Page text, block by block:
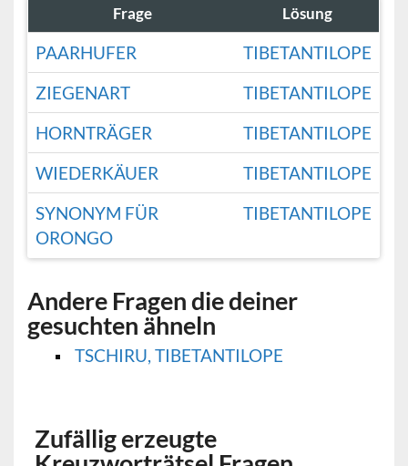
Frage Lösung
PAARHUFER
TIBETANTILOPE
ZIEGENART
TIBETANTILOPE
HORNTRÄGER
TIBETANTILOPE
WIEDERKÄUER
TIBETANTILOPE
SYNONYM FÜR
ORONGO
TIBETANTILOPE
Andere Fragen die deiner
gesuchten ähneln
TSCHIRU, TIBETANTILOPE
Zufällig erzeugte